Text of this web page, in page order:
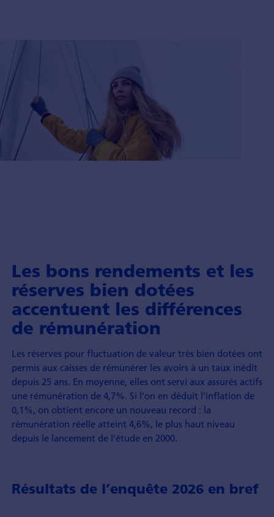
Les bons rendements et les
réserves bien dotées
accentuent les différences
de rémunération
Les réserves pour fluctuation de valeur très bien dotées ont
permis aux caisses de rémunérer les avoirs à un taux inédit
depuis 25 ans. En moyenne, elles ont servi aux assurés actifs
une rémunération de 4,7%. Si l’on en déduit l’inflation de
0,1%, on obtient encore un nouveau record : la
rémunération réelle atteint 4,6%, le plus haut niveau
depuis le lancement de l’étude en 2000.
Résultats de l’enquête 2026 en bref